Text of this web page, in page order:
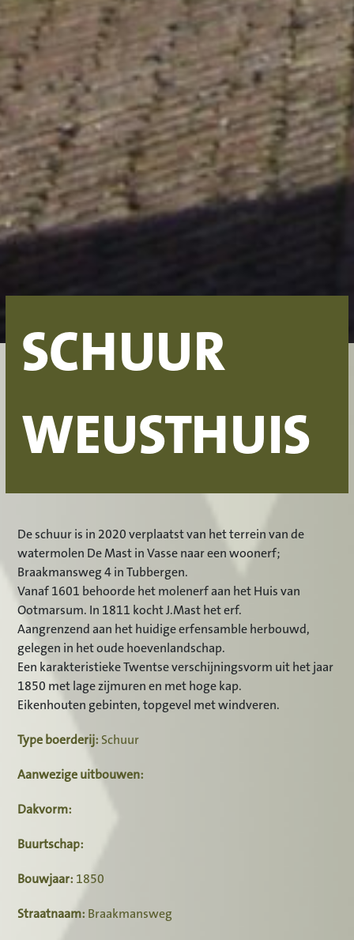
SCHUUR
WEUSTHUIS
De schuur is in 2020 verplaatst van het terrein van de
watermolen De Mast in Vasse naar een woonerf;
Braakmansweg 4 in Tubbergen.
Vanaf 1601 behoorde het molenerf aan het Huis van
Ootmarsum. In 1811 kocht J.Mast het erf.
Aangrenzend aan het huidige erfensamble herbouwd,
gelegen in het oude hoevenlandschap.
Een karakteristieke Twentse verschijningsvorm uit het jaar
1850 met lage zijmuren en met hoge kap.
Eikenhouten gebinten, topgevel met windveren.
Type boerderij: Schuur
Aanwezige uitbouwen:
Dakvorm:
Buurtschap:
Bouwjaar: 1850
Straatnaam: Braakmansweg